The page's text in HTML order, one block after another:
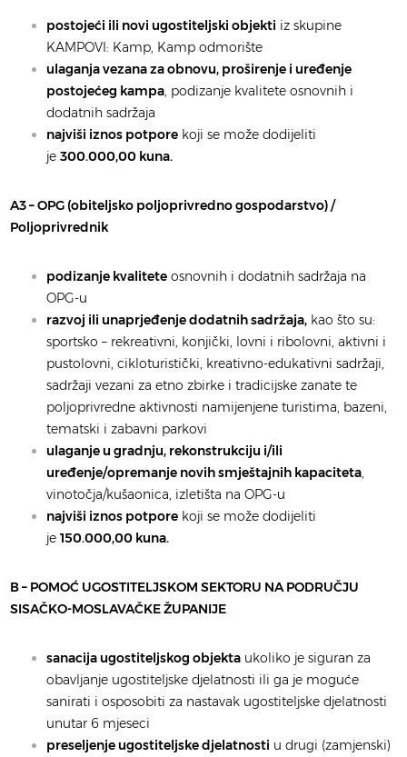
postojeći ili novi ugostiteljski objekti iz skupine
KAMPOVI: Kamp, Kamp odmorište
ulaganja vezana za obnovu, proširenje i uređenje
postojećeg kampa, podizanje kvalitete osnovnih i
dodatnih sadržaja
najviši iznos potporekoji se može dodijeliti
je 300.000,00 kuna.
A3 – OPG (obiteljsko poljoprivredno gospodarstvo) /
Poljoprivrednik
podizanje kvaliteteosnovnih i dodatnih sadržaja na
OPG-u
razvoj ili unaprjeđenje dodatnih sadržaja,kao što su:
sportsko – rekreativni, konjički, lovni i ribolovni, aktivni i
pustolovni, cikloturistički, kreativno-edukativni sadržaji,
sadržaji vezani za etno zbirke i tradicijske zanate te
poljoprivredne aktivnosti namijenjene turistima, bazeni,
tematski i zabavni parkovi
ulaganje u gradnju, rekonstrukciju i/ili
uređenje/opremanje novih smještajnih kapaciteta,
vinotočja/kušaonica, izletišta na OPG-u
najviši iznos potporekoji se može dodijeliti
je 150.000,00 kuna.
B – POMOĆ UGOSTITELJSKOM SEKTORU NA PODRUČJU
SISAČKO-MOSLAVAČKE ŽUPANIJE
sanacija ugostiteljskog objektaukoliko je siguran za
obavljanje ugostiteljske djelatnosti ili ga je moguće
sanirati i osposobiti za nastavak ugostiteljske djelatnosti
unutar 6 mjeseci
preseljenje ugostiteljske djelatnosti u drugi (zamjenski)